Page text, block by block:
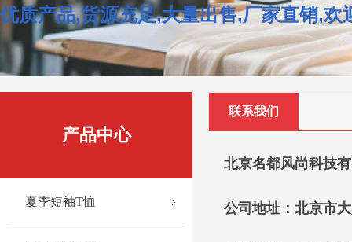
优质产品,货源充足,大量出售,厂家直销,欢
产品中心
夏季短袖T恤
联系我们
北京名都风尚科技
公司地址：北京市